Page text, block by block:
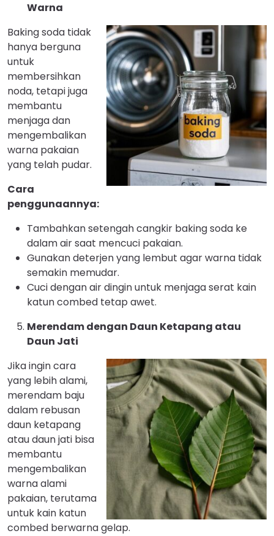
Warna
Baking soda tidak
hanya berguna
untuk
membersihkan
noda, tetapi juga
membantu
menjaga dan
mengembalikan
warna pakaian
yang telah pudar.
Cara
penggunaannya:
Tambahkan setengah cangkir baking soda ke
dalam air saat mencuci pakaian.
Gunakan deterjen yang lembut agar warna tidak
semakin memudar.
Cuci dengan air dingin untuk menjaga serat kain
katun combed tetap awet.
Merendam dengan Daun Ketapang atau
Daun Jati
Jika ingin cara
yang lebih alami,
merendam baju
dalam rebusan
daun ketapang
atau daun jati bisa
membantu
mengembalikan
warna alami
pakaian, terutama
untuk kain katun
combed berwarna gelap.